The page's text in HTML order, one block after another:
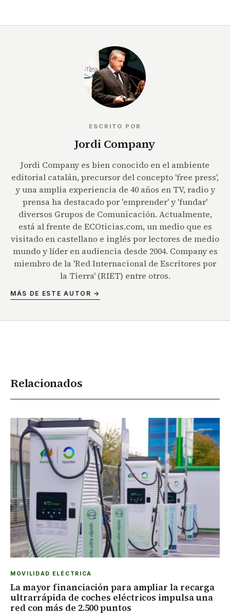
ESCRITO POR
Jordi Company
Jordi Company es bien conocido en el ambiente
editorial catalán, precursor del concepto 'free press',
y una amplia experiencia de 40 años en TV, radio y
prensa ha destacado por 'emprender' y 'fundar'
diversos Grupos de Comunicación. Actualmente,
está al frente de ECOticias.com, un medio que es
visitado en castellano e inglés por lectores de medio
mundo y líder en audiencia desde 2004. Company es
miembro de la 'Red Internacional de Escritores por
la Tierra' (RIET) entre otros.
MÁS DE ESTE AUTOR →
Relacionados
MOVILIDAD ELÉCTRICA
La mayor financiación para ampliar la recarga
ultrarrápida de coches eléctricos impulsa una
red con más de 2.500 puntos